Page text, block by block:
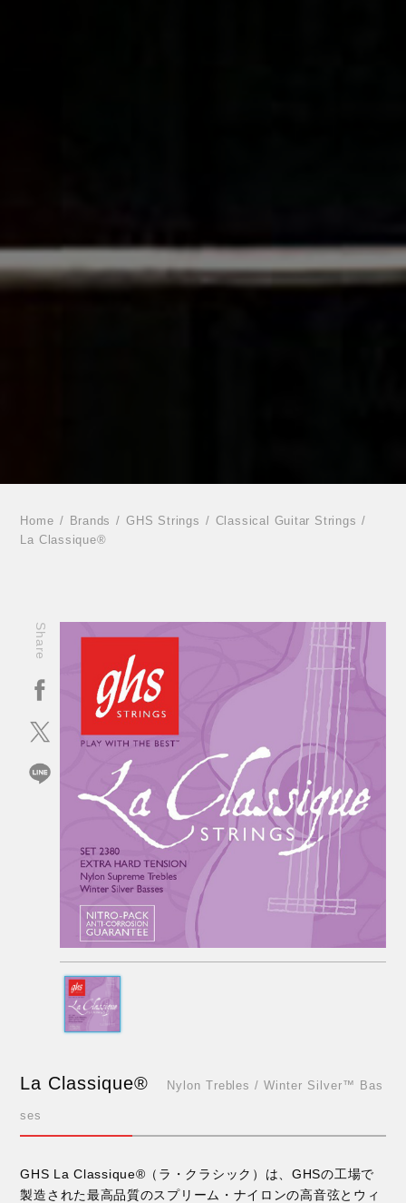
Home Brands GHS Strings
Classical Guitar Strings
La Classique®
Share
La Classique® Nylon Trebles / Winter Silver™ Bas
ses
GHS La Classique®（ラ・クラシック）は、GHSの工場で
製造された最高品質のスプリーム・ナイロンの高音弦とウィ